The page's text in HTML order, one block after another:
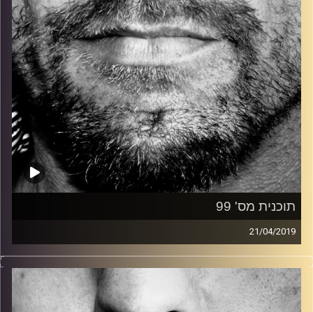
תוכנית מס' 99
21/04/2019
זיפים, מוזיקה מחוספסת של הופעות חיות. הרבה ג'אם, רוק,
בלוז, bluegrass, ג'אז, Fאנק, פרוגרסיב ואפילו אלקטרוניקה.
כל מה שחי, אמיתי ונושם.
עם שמוליק רגב.